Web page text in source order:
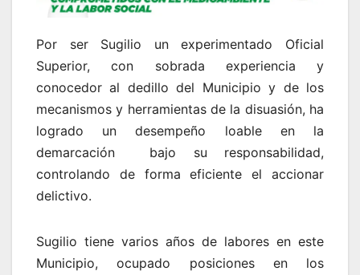
Por ser Sugilio un experimentado Oficial
Superior, con sobrada experiencia y
conocedor al dedillo del Municipio y de los
mecanismos y herramientas de la disuasión, ha
logrado un desempeño loable en la
demarcación bajo su responsabilidad,
controlando de forma eficiente el accionar
delictivo.
Sugilio tiene varios años de labores en este
Municipio, ocupado posiciones en los